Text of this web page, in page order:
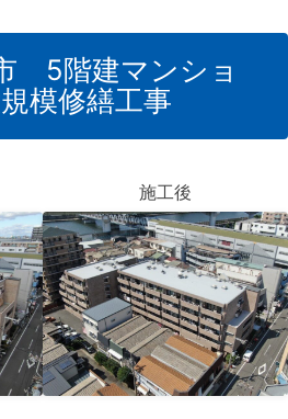
5階建マンショ
模修繕工事
施工後